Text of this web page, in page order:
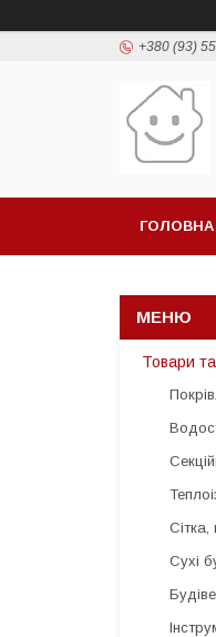
+380 (93)
ГОЛОВНА
Товари
Сухі